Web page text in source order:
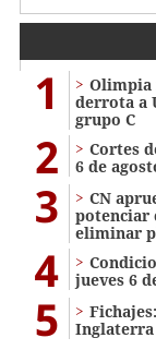
1
Olimpia
derrota a
grupo C
2
Cortes
6 de
3
CN
potenciar
eliminar
4
jueves 6
5
Inglaterra